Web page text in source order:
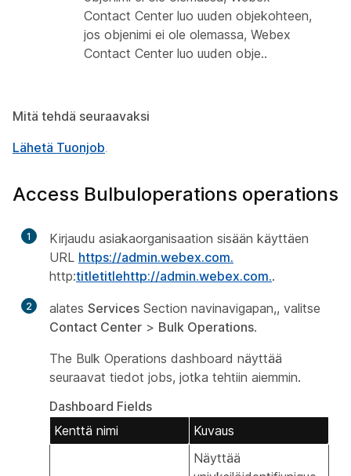
Contact Center luo uuden objekohteen,
jos objenimi ei ole olemassa, Webex
Contact Center luo uuden obje..
Mitä tehdä seuraavaksi
Lähetä Tuonjob
Access Bulbuloperations operations
1
Kirjaudu asiakaorganisaation sisään käyttäen
URL https://admin.webex.com.
http:titletitlehttp://admin.webex.com..
2 alates Services Section navinavigapan,, valitse
Contact Center > Bulk Operations.
The Bulk Operations dashboard näyttää
seuraavat tiedot jobs, jotka tehtiin aiemmin.
Dashboard Fields
Kenttä nimi
Kuvaus
Näyttää